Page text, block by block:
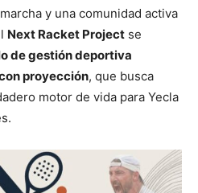
y una comunidad activa
Next Racket Project se
de gestión deportiva
proyección, que busca
motor de vida para Yecla